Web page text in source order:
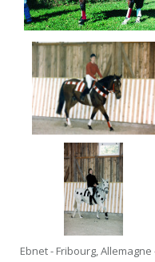
Ebnet - Fribourg,